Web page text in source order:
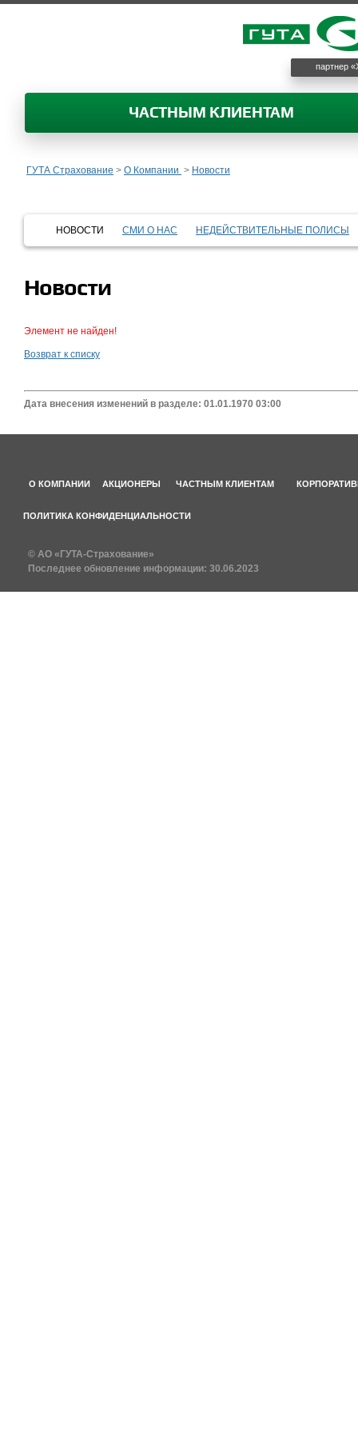
партнер
ЧАСТНЫМ КЛИЕНТАМ
ГУТА Страхование > О Компании > Новости
НОВОСТИ СМИ О НАС НЕДЕЙСТВИТЕЛЬНЫЕ ПОЛИСЫ
Новости
Элемент не найден!
Возврат к списку
Дата внесения изменений в разделе: 01.01.1970 03:00
О КОМПАНИИ АКЦИОНЕРЫ ЧАСТНЫМ КЛИЕНТАМ
ПОЛИТИКА КОНФИДЕНЦИАЛЬНОСТИ
© АО «ГУТА-Страхование»
Последнее обновление информации: 30.06.2023